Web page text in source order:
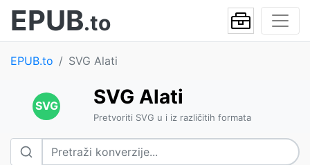
EPUB.to
EPUB.to SVG Alati
SVG SVG Alati
Pretvoriti SVG u i iz različitih formata